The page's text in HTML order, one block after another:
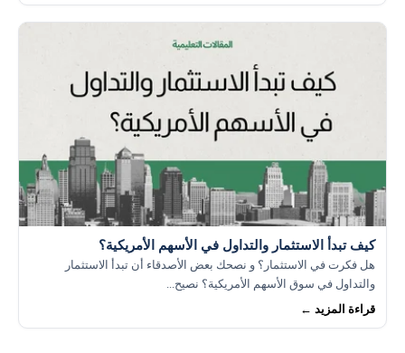
كيف تبدأ الاستثمار والتداول في الأسهم الأمريكية؟
هل فكرت في الاستثمار؟ و نصحك بعض الأصدقاء أن تبدأ الاستثمار
والتداول في سوق الأسهم الأمريكية؟ نصيح...
قراءة المزيد ←